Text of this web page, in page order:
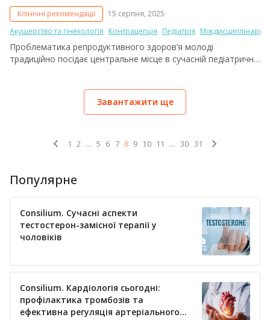
Клінічні рекомендації
15 серпня, 2025
Акушерство та гінекологія Контрацепція Педіатрія
Проблематика репродуктивного здоров’я молоді
традиційно посідає центральне місце в сучасній педіатричній
із питань контрацепції, що кардинально змінює усталені
підходи до медичного супроводу цієї вікової категорії.
Завантажити ще
1 2 ... 5 6 7 8 9 10 11 ... 30 31
Популярне
Consilium. Сучасні аспекти
тестостерон-замісної терапії у
чоловіків
Consilium. Кардіологія сьогодні:
профілактика тромбозів та
ефективна регуляція артеріального